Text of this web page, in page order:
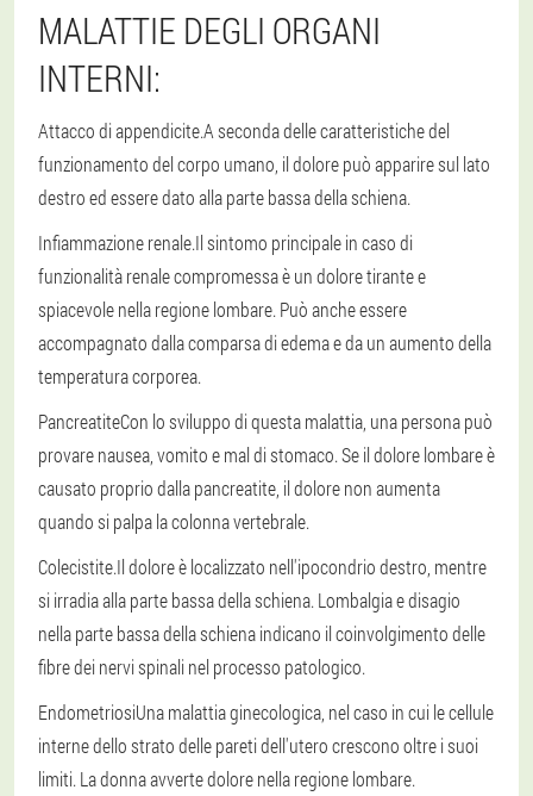
MALATTIE DEGLI ORGANI
INTERNI:
Attacco di appendicite.A seconda delle caratteristiche del
funzionamento del corpo umano, il dolore può apparire sul lato
destro ed essere dato alla parte bassa della schiena.
Infiammazione renale.Il sintomo principale in caso di
funzionalità renale compromessa è un dolore tirante e
spiacevole nella regione lombare. Può anche essere
accompagnato dalla comparsa di edema e da un aumento della
temperatura corporea.
PancreatiteCon lo sviluppo di questa malattia, una persona può
provare nausea, vomito e mal di stomaco. Se il dolore lombare è
causato proprio dalla pancreatite, il dolore non aumenta
quando si palpa la colonna vertebrale.
Colecistite.Il dolore è localizzato nell'ipocondrio destro, mentre
si irradia alla parte bassa della schiena. Lombalgia e disagio
nella parte bassa della schiena indicano il coinvolgimento delle
fibre dei nervi spinali nel processo patologico.
EndometriosiUna malattia ginecologica, nel caso in cui le cellule
interne dello strato delle pareti dell'utero crescono oltre i suoi
limiti. La donna avverte dolore nella regione lombare.